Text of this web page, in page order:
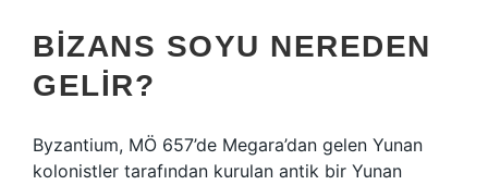
BIZANS SOYU NEREDEN
GELIR?
Byzantium, MÖ 657’de Megara’dan gelen Yunan
kolonistler tarafından kurulan antik bir Yunan